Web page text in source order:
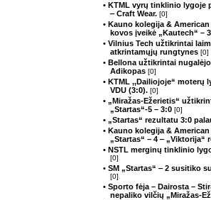
• KTML vyrų tinklinio lygoje
‒ Craft Wear. [0]
• Kauno kolegija &
kovos įveikė „Kautech“ –
• Vilnius Tech užtikrintai
atkrintamųjų rungtynes [0]
• Bellona užtikrintai
Adikopas [0]
• KTML ,,Dailiojoje“ moterų
VDU (3:0). [0]
• „Miražas-Ežerietis“
„Startas“-5 – 3:0 [0]
• „Startas“ rezultatu 3:0
• Kauno kolegija & American
„Startas“ – 4 ‒ „Viktorija“
• NSTL merginų tinklinio
[0]
• SM „Startas“ ‒ 2 susitiko
[0]
• Sporto fėja – Dairosta –
nepaliko vilčių „Miražas-